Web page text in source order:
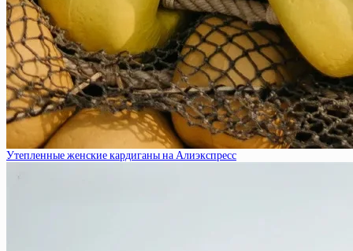
Утепленные женские кардиганы на Алиэкспресс